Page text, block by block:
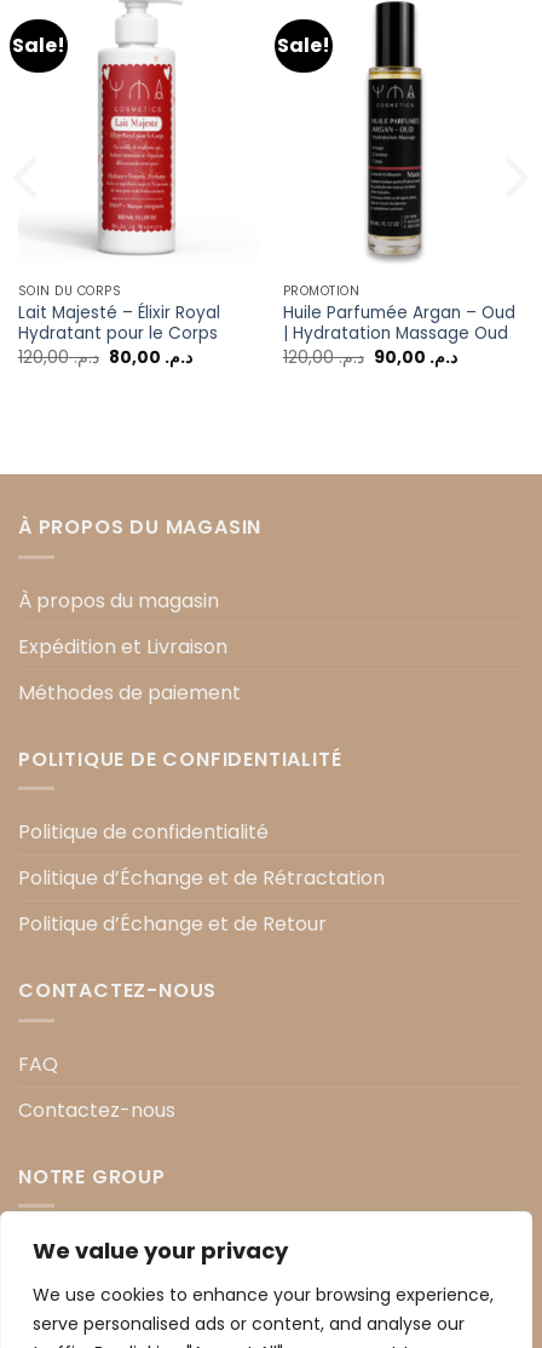
We value your privacy
We use cookies to enhance your browsing experience,
serve personalised ads or content, and analyse our
Sale!
SOIN DU CORPS
Lait Majesté – Élixir Royal
Hydratant pour le Corps
د.م.120,00 د.م.
Sale!
PROMOTION
Huile Parfumée Argan – Oud
| Hydratation Massage Oud
د.م.120,00 د.م.
À PROPOS DU MAGASIN
À propos du magasin
Expédition et Livraison
Méthodes de paiement
POLITIQUE DE CONFIDENTIALITÉ
Politique de confidentialité
Politique d’Échange et de Rétractation
Politique d’Échange et de Retour
CONTACTEZ-NOUS
FAQ
Contactez-nous
NOTRE GROUP
soins visage
soins corps
soinsc heveux